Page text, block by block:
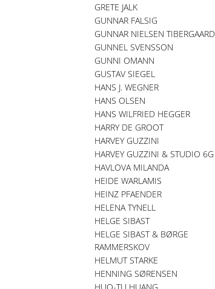
GRETE JALK
GUNNAR FALSIG
GUNNAR NIELSEN TIBERGAARD
GUNNEL SVENSSON
GUNNI OMANN
GUSTAV SIEGEL
HANS J. WEGNER
HANS OLSEN
HANS WILFRIED HEGGER
HARRY DE GROOT
HARVEY GUZZINI
HARVEY GUZZINI & STUDIO 6G
HAVLOVA MILANDA
HEIDE WARLAMIS
HEINZ PFAENDER
HELENA TYNELL
HELGE SIBAST
HELGE SIBAST & BØRGE
RAMMERSKOV
HELMUT STARKE
HENNING SØRENSEN
HUO-TU HUANG